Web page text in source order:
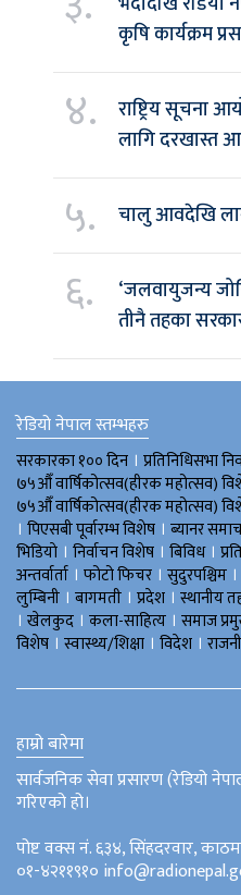
कृषि कार्यक्रम
४.
राष्ट्रिय सूचना
लागि दरखास्त
५. चालु आवदेखि
६.
‘जलवायुजन्य
तीनै तहका
रेडियो नेपाल स्तम्भहरु
सरकारका १०० दिन । प्रतिनिधिसभा
७५औँ वार्षिकोत्सव(हीरक महोत्सव)
७५औँ वार्षिकोत्सव(हीरक महोत्सव)
। पिएसबी पूर्वारम्भ विशेष । ब्यानर
भिडियाे । निर्वाचन विशेष । बिविध।
अन्तर्वार्ता । फोटो फिचर । सुदुरपश्चिम ।
लुम्बिनी । बागमती । प्रदेश । स्थानीय
। खेलकुद । कला-साहित्य । समाज
विशेष । स्वास्थ्य/शिक्षा । विदेश ।
हाम्रो बारेमा
सार्वजनिक सेवा प्रसारण (रेडियो
गरिएको हो।
पोष्ट वक्स नं. ६३४, सिंहदरवार,
०१-४२११९१०